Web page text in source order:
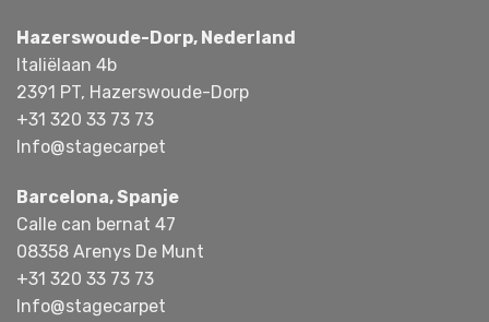
Hazerswoude-Dorp, Nederland
Italiëlaan 4b
2391 PT, Hazerswoude-Dorp
+31 320 33 73 73
Info@stagecarpet
Barcelona, Spanje
Calle can bernat 47
08358 Arenys De Munt
+31 320 33 73 73
Info@stagecarpet